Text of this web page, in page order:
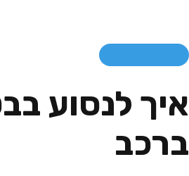
איך לנסוע
ברכב